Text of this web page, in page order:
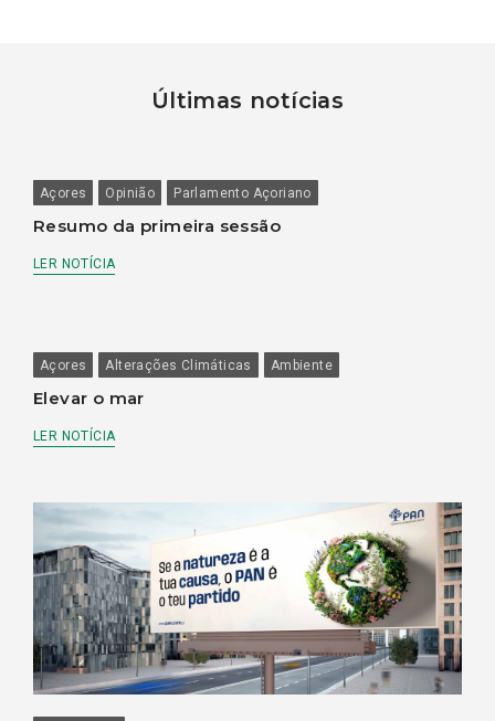
Últimas notícias
Açores Opinião Parlamento Açoriano
Resumo da primeira sessão
LER NOTÍCIA
Açores Alterações Climáticas Ambiente
Elevar o mar
LER NOTÍCIA